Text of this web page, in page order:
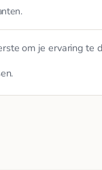
om je ervaring te